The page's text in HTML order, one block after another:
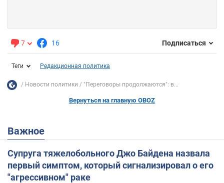
7 16 Подписаться
Теги Редакционная политика
Новости политики "Переговоры продолжаются": в...
Вернуться на главную OBOZ
Важное
Супруга тяжелобольного Джо Байдена назвала
первый симптом, который сигнализировал о его
"агрессивном" раке